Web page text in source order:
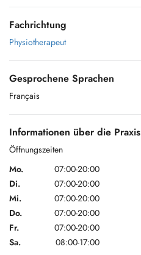
Fachrichtung
Physiotherapeut
Gesprochene Sprachen
Français
Informationen über die Praxis
Öffnungszeiten
Mo.
07:00-20:00
Di.
07:00-20:00
Mi.
07:00-20:00
Do.
07:00-20:00
Fr.
07:00-20:00
Sa.
08:00-17:00